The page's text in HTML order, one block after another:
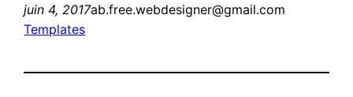
juin 4, 2017ab.free.webdesigner@gmail.com
Templates